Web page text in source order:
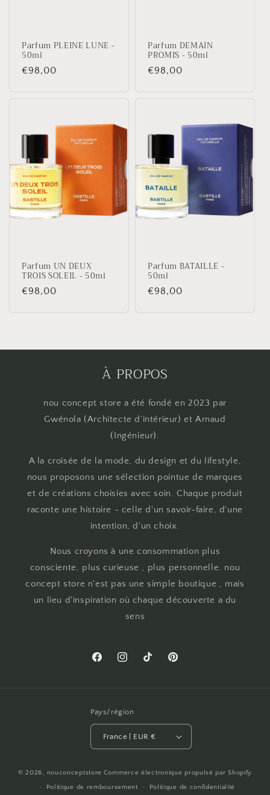
Parfum PLEINE LUNE -
50ml
Prix
€98,00
Parfum DEMAIN
PROMIS - 50ml
Prix
€98,00
Parfum UN DEUX
TROIS SOLEIL - 50ml
Prix
€98,00
Parfum BATAILLE -
50ml
Prix
€98,00
À PROPOS
nou concept store a été fondé en 2023 par
Gwénola (Architecte d'intérieur) et Arnaud
(Ingénieur).
A la croisée de la mode, du design et du lifestyle,
nous proposons une sélection pointue de marques
et de créations choisies avec soin. Chaque produit
raconte une histoire - celle d'un savoir-faire, d'une
intention, d'un choix.
Nous croyons à une consommation plus
consciente, plus curieuse , plus personnelle. nou
concept store n'est pas une simple boutique , mais
un lieu d'inspiration où chaque découverte a du
sens
FacebookInstagramTikTok Pinterest
Pays/région
France | EUR €
© 2026, nouconceptstore Commerce électronique propulsé par Shopify
Politique de remboursement
Politique de confidentialité